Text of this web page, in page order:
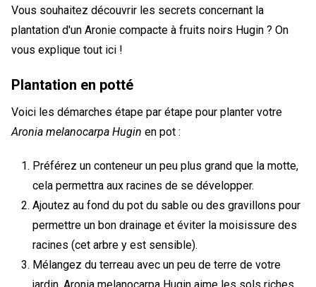
Vous souhaitez découvrir les secrets concernant la
plantation d'un Aronie compacte à fruits noirs Hugin ? On
vous explique tout ici !
Plantation en potté
Voici les démarches étape par étape pour planter votre
Aronia melanocarpa Hugin en pot :
Préférez un conteneur un peu plus grand que la motte,
cela permettra aux racines de se développer.
Ajoutez au fond du pot du sable ou des gravillons pour
permettre un bon drainage et éviter la moisissure des
racines (cet arbre y est sensible).
Mélangez du terreau avec un peu de terre de votre